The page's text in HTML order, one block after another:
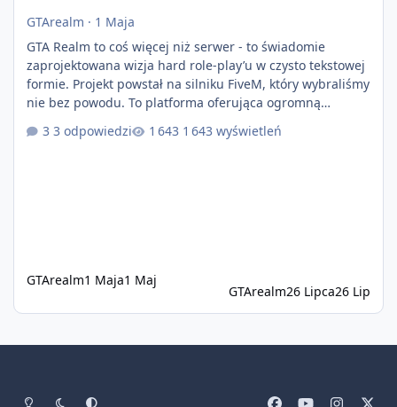
GTArealm · 1 Maja
GTA Realm to coś więcej niż serwer - to świadomie
zaprojektowana wizja hard role-play’u w czysto tekstowej
formie. Projekt powstał na silniku FiveM, który wybraliśmy
nie bez powodu. To platforma oferująca ogromną
elastyczność i znacznie szybszy rozwój systemów niż w
przypadku innych rozwiązań. Usprawniona
3 odpowiedzi 1 643 wyświetleń
GTArealm1 Maja1 Maj
GTArealm26 Lipca26 Lip
Tryb jasnyTryb ciemnyPreferencje systemowe